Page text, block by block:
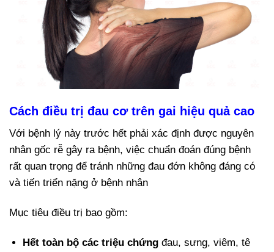
Cách điều trị đau cơ trên gai hiệu quả cao
Với bệnh lý này trước hết phải xác định được nguyên
nhân gốc rễ gây ra bệnh, việc chuẩn đoán đúng bệnh
rất quan trọng để tránh những đau đớn không đáng có
và tiến triển nặng ở bệnh nhân
Mục tiêu điều trị bao gồm:
Hết toàn bộ các triệu chứng đau, sưng, viêm, tê